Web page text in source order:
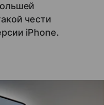
чести
iPhone.